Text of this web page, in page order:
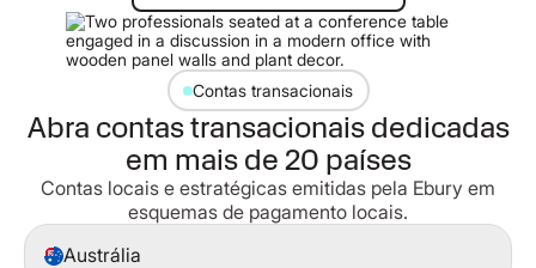
Contas transacionais
Abra contas transacionais dedicadas
em mais de 20 países
Contas locais e estratégicas emitidas pela Ebury em
esquemas de pagamento locais.
Austrália